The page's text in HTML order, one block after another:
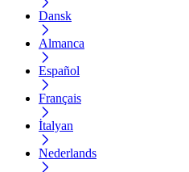
Dansk
Almanca
Español
Français
İtalyan
Nederlands